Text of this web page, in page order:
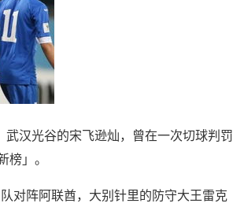
汉光谷的宋飞逊灿，曾在一次切球判罚
榜」。
对阵阿联酋，大别针里的防守大王雷克